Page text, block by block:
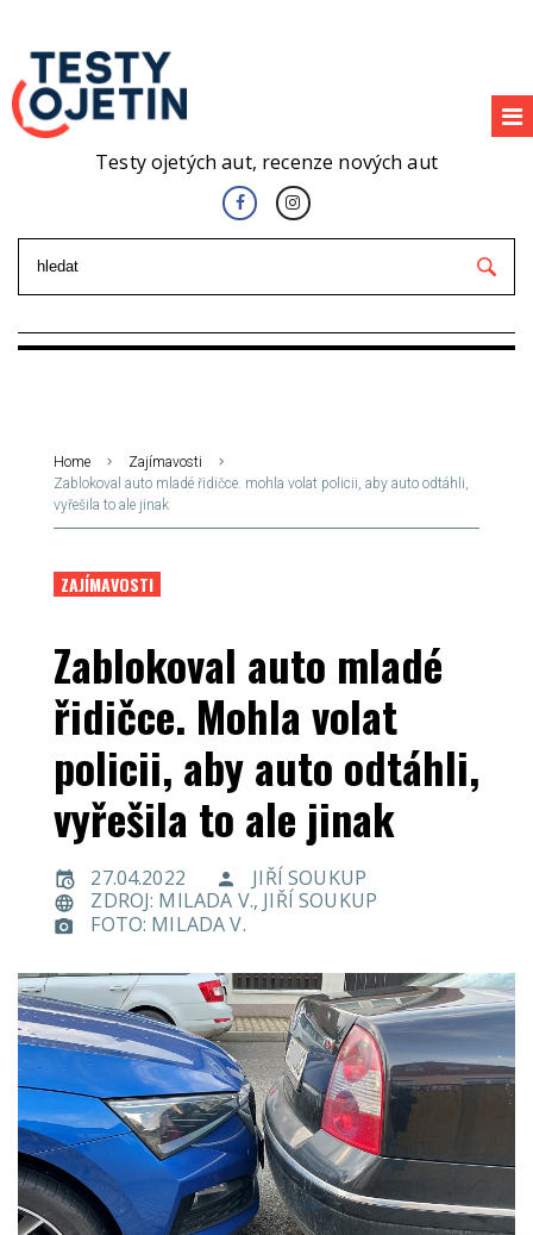
Testy ojetých aut, recenze nových aut
Home
Zajímavosti
Zablokoval auto mladé řidičce. mohla volat policii, aby auto odtáhli,
vyřešila to ale jinak
ZAJÍMAVOSTI
Zablokoval auto mladé
řidičce. Mohla volat
policii, aby auto odtáhli,
vyřešila to ale jinak
27.04.2022
JIŘÍ SOUKUP
ZDROJ: MILADA V., JIŘÍ SOUKUP
FOTO: MILADA V.